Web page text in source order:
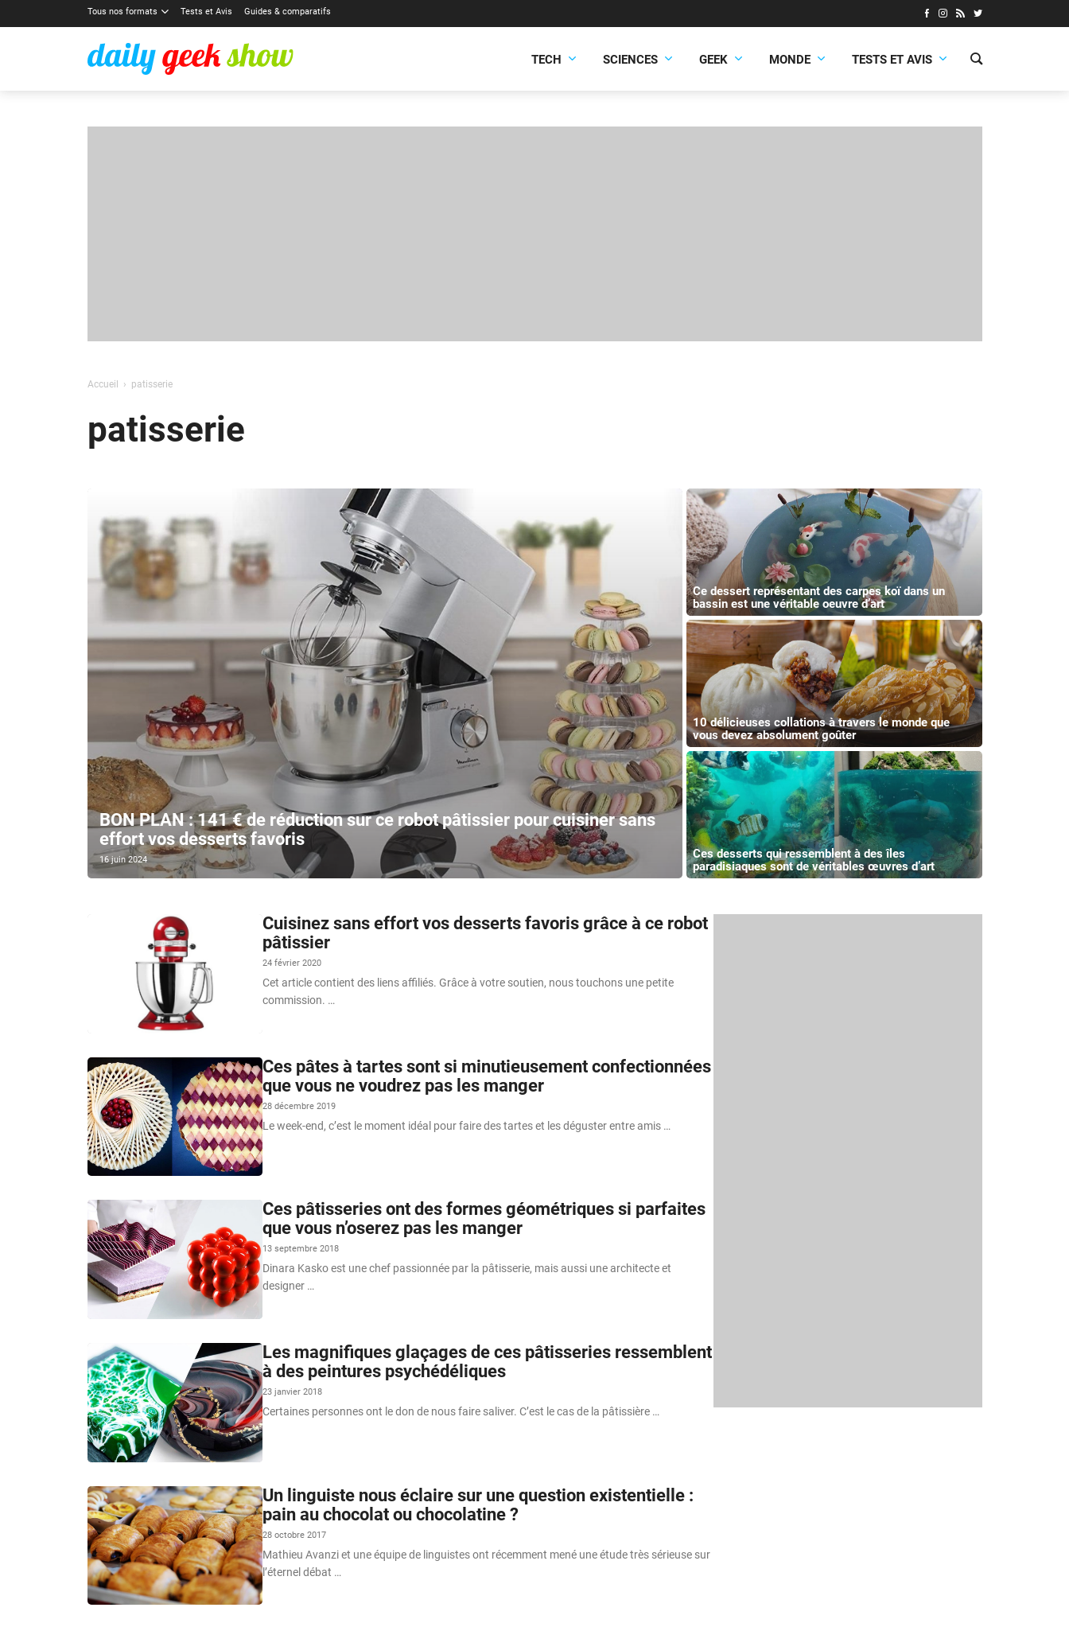
Tous nos formats Tests et Avis Guides & comparatifs
TECH SCIENCES GEEK MONDE TESTS ET AVIS
Accueil patisserie
patisserie
BON PLAN : 141 € de réduction sur ce robot pâtissier pour cuisiner sans
effort vos desserts favoris
16 juin 2024
Ce dessert représentant des carpes koï dans un
bassin est une véritable oeuvre d’art
10 délicieuses collations à travers le monde que
vous devez absolument goûter
Ces desserts qui ressemblent à des îles
paradisiaques sont de véritables œuvres d’art
Cuisinez sans effort vos desserts favoris grâce à ce robot
pâtissier
24 février 2020
Cet article contient des liens affiliés. Grâce à votre soutien, nous touchons une petite
commission. …
Ces pâtes à tartes sont si minutieusement confectionnées
que vous ne voudrez pas les manger
28 décembre 2019
Le week-end, c’est le moment idéal pour faire des tartes et les déguster entre amis …
Ces pâtisseries ont des formes géométriques si parfaites
que vous n’oserez pas les manger
13 septembre 2018
Dinara Kasko est une chef passionnée par la pâtisserie, mais aussi une architecte et
designer …
Les magnifiques glaçages de ces pâtisseries ressemblent
à des peintures psychédéliques
23 janvier 2018
Certaines personnes ont le don de nous faire saliver. C’est le cas de la pâtissière …
Un linguiste nous éclaire sur une question existentielle :
pain au chocolat ou chocolatine ?
28 octobre 2017
Mathieu Avanzi et une équipe de linguistes ont récemment mené une étude très sérieuse sur
l’éternel débat …